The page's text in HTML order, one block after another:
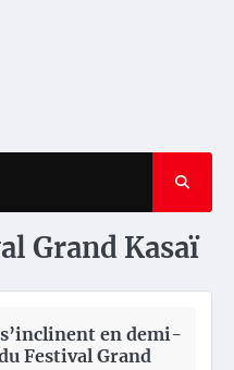
Grand Kasaï
en demi-
Festival Grand